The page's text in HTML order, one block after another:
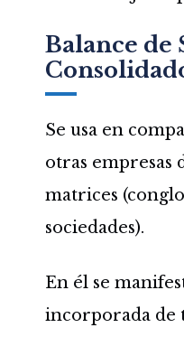
Balance de
Se usa en
otras empresas
matrices
sociedades).
En él se
incorporada de